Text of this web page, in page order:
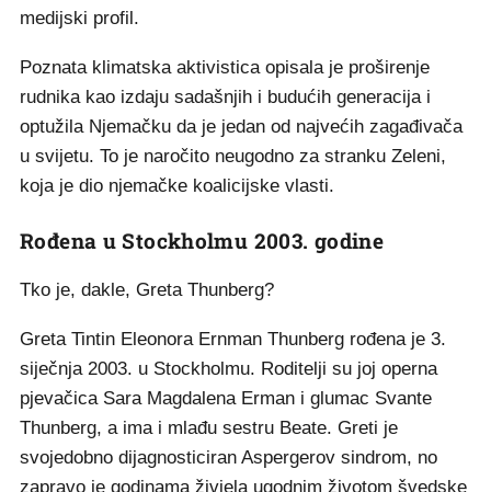
medijski profil.
Poznata klimatska aktivistica opisala je proširenje
rudnika kao izdaju sadašnjih i budućih generacija i
optužila Njemačku da je jedan od najvećih zagađivača
u svijetu. To je naročito neugodno za stranku Zeleni,
koja je dio njemačke koalicijske vlasti.
Rođena u Stockholmu 2003. godine
Tko je, dakle, Greta Thunberg?
Greta Tintin Eleonora Ernman Thunberg rođena je 3.
siječnja 2003. u Stockholmu. Roditelji su joj operna
pjevačica Sara Magdalena Erman i glumac Svante
Thunberg, a ima i mlađu sestru Beate. Greti je
svojedobno dijagnosticiran Aspergerov sindrom, no
zapravo je godinama živjela ugodnim životom švedske